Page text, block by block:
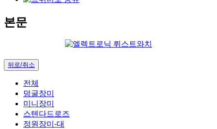
본문
뒤로/취소
전체
덩굴장미
미니장미
스텐다드로즈
정원장미-대